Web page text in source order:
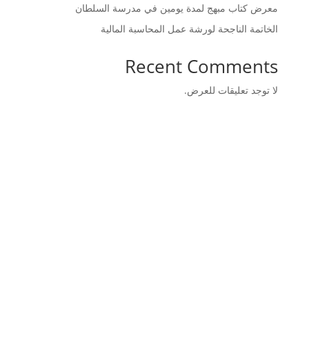
معرض كتاب مبهج لمدة يومين في مدرسة السلطان
الخاتمة الناجحة لورشة عمل المحاسبة المالية
Recent Comments
لا توجد تعليقات للعرض.